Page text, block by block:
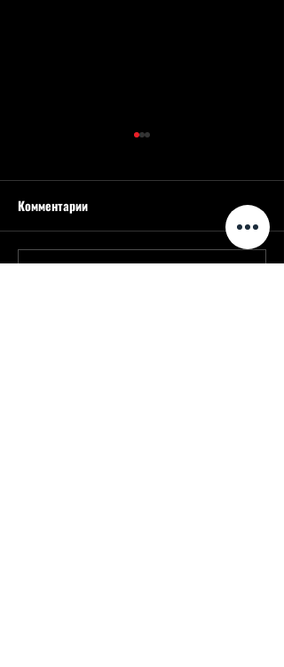
Изменения в репертуаре
Комментарии